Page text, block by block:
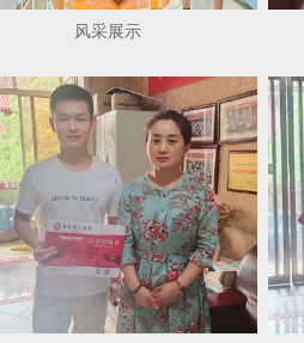
风采展示